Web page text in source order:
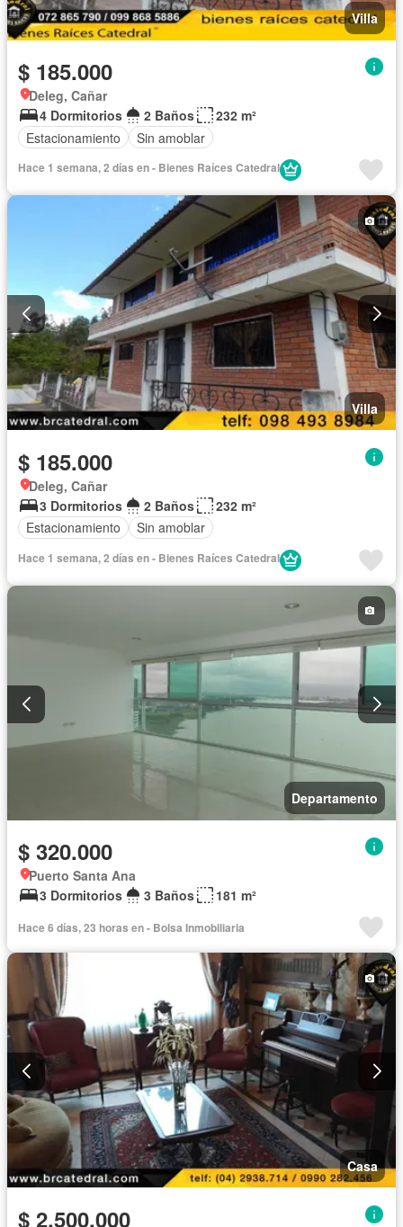
Villa
$ 185.000
Deleg, Cañar
4 Dormitorios
2 Baños
232 m²
Estacionamiento
Sin amoblar
Hace 1 semana, 2 días en - Bienes Raíces Catedral
Villa
$ 185.000
Deleg, Cañar
3 Dormitorios
2 Baños
232 m²
Estacionamiento
Sin amoblar
Hace 1 semana, 2 días en - Bienes Raíces Catedral
Departamento
$ 320.000
Puerto Santa Ana
3 Dormitorios
3 Baños 181 m²
Hace 6 días, 23 horas en - Bolsa Inmobiliaria
Casa
$ 2.500.000